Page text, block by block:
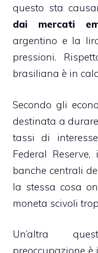
questo sta
dai mercati
argentino e la
pressioni.
brasiliana è in
Secondo gli
destinata a
tassi di
Federal
banche centrali
la stessa cosa
moneta scivoli
Un’altra
preoccupazione